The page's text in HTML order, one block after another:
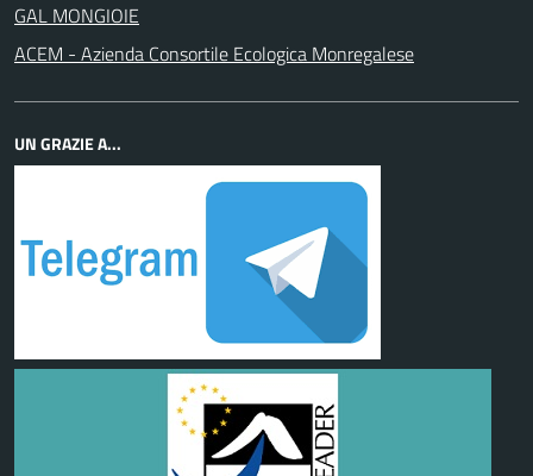
GAL MONGIOIE
ACEM - Azienda Consortile Ecologica Monregalese
UN GRAZIE A...